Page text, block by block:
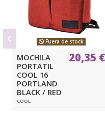
Fuera de stock
MOCHILA
PORTATIL
COOL 16
PORTLAND
BLACK / RED
COOL
20,35 €